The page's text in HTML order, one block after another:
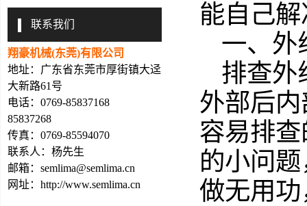
联系我们
翔豪机械(东莞)有限公司
地址：广东省东莞市厚街镇大迳
大新路61号
电话：0769-85837168
85837268
传真：0769-85594070
联系人：杨先生
邮箱： semlima@semlima.cn
网址： http://www.semlima.cn
能自己
一、外
排查外
外部后
容易排
的小问
做无用